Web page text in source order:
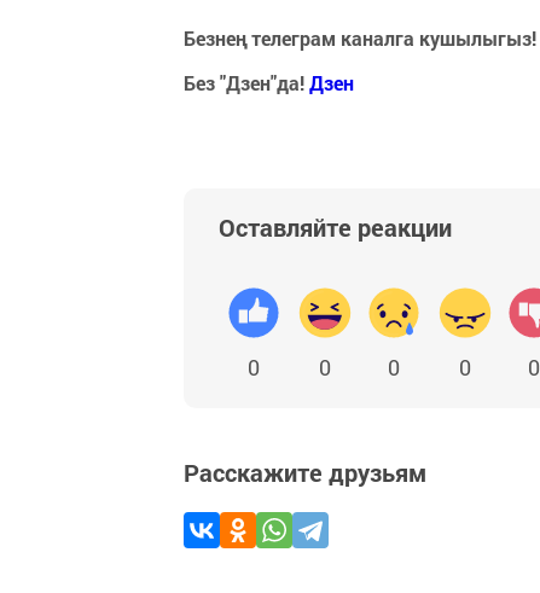
Безнең телеграм каналга кушылыгыз!
Без "Дзен"да!Дзен
Оставляйте реакции
0 0 0 0 0
Расскажите друзьям